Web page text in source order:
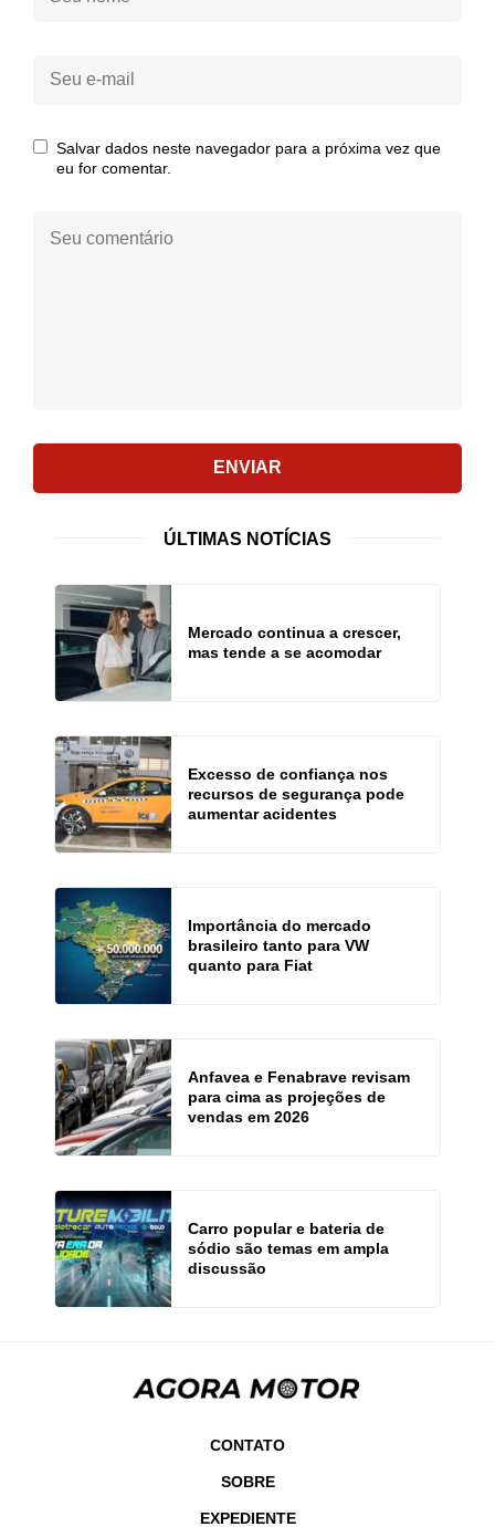
Seu
Salvar dados neste navegador para a próxima vez que
eu for comentar.
comentário:
ENVIAR
ÚLTIMAS NOTÍCIAS
Mercado continua a crescer,
mas tende a se acomodar
Excesso de confiança nos
recursos de segurança pode
aumentar acidentes
Importância do mercado
brasileiro tanto para VW
quanto para Fiat
Anfavea e Fenabrave revisam
para cima as projeções de
vendas em 2026
Carro popular e bateria de
sódio são temas em ampla
discussão
CONTATO
SOBRE
EXPEDIENTE